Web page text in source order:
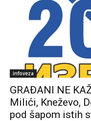
infoveza
GRAĐANI NE
Milići, Kneževo,
pod šapom istih